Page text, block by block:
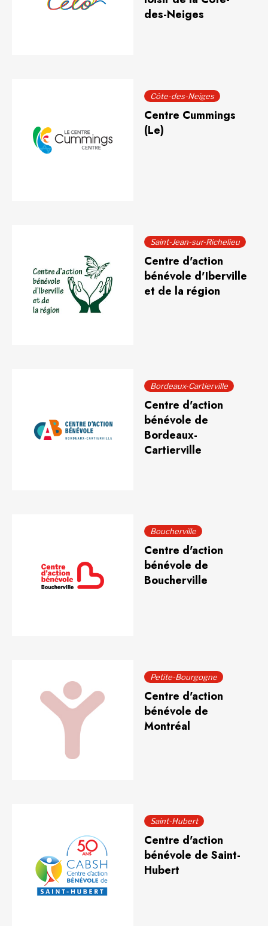
des-Neiges
Côte-des-Neiges
Centre Cummings
(Le)
Saint-Jean-sur-Richelieu
Centre d'action
bénévole d'Iberville
et de la région
Bordeaux-Cartierville
Centre d'action
bénévole de
Bordeaux-
Cartierville
Boucherville
Centre d'action
bénévole de
Boucherville
Petite-Bourgogne
Centre d'action
bénévole de
Montréal
Saint-Hubert
Centre d'action
bénévole de Saint-
Hubert